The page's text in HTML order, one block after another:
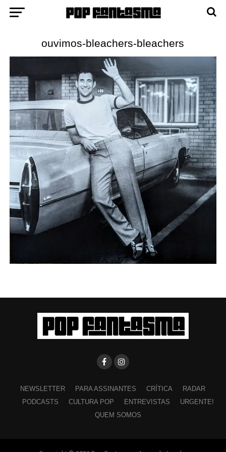
ouvimos-bleachers-bleachers
NEWSLETTER PARA ASSINANTES CRÍTICA
RADAR
PODCASTS
CULTURA POP ENTREVISTAS
URGENTE!
QUEM SOMOS